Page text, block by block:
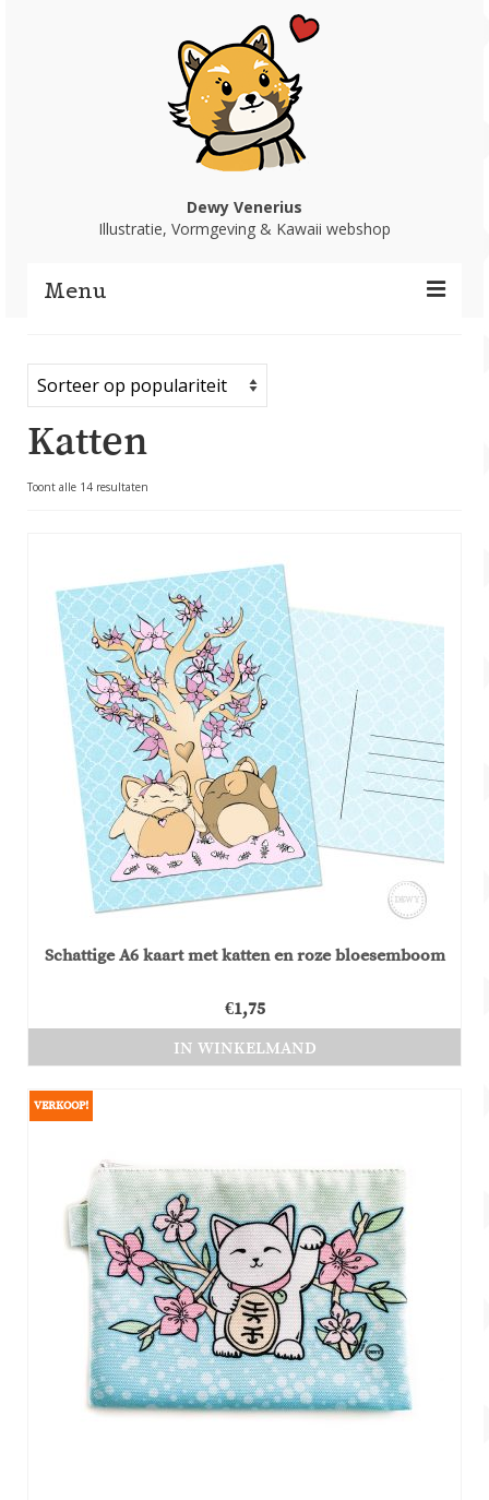
Dewy Venerius
Illustratie, Vormgeving & Kawaii webshop
Menu
Portfolio
Webshop
Katten
Toont alle 14 resultaten
Schattige A6 kaart met katten en roze bloesemboom
€1,75
IN WINKELMAND
VERKOOP!